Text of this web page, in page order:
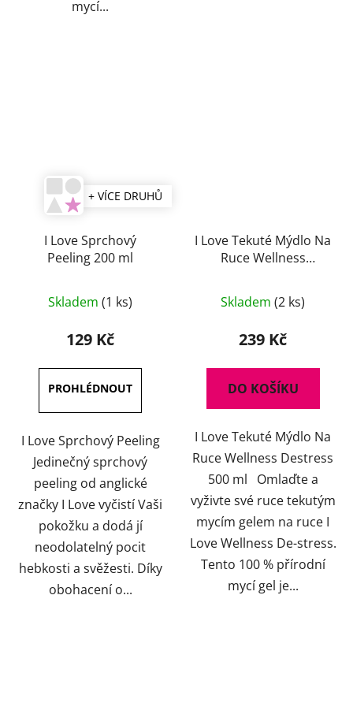
mycí...
+ VÍCE DRUHŮ
I Love Sprchový
Peeling 200 ml
Skladem (1 ks)
129 Kč
I Love Sprchový Peeling
Jedinečný sprchový
peeling od anglické
značky I Love vyčistí Vaši
pokožku a dodá jí
neodolatelný pocit
hebkosti a svěžesti. Díky
obohacení o...
I Love Tekuté Mýdlo Na
Ruce Wellness
Skladem (2 ks)
239 Kč
DO KOŠÍKU
I Love Tekuté Mýdlo Na
Ruce Wellness Destress
500 ml Omlaďte a
vyživte své ruce tekutým
mycím gelem na ruce I
Love Wellness De-stress.
Tento 100 % přírodní
mycí gel je...